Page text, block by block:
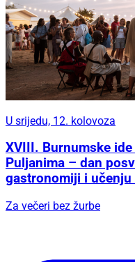
U srijedu, 12. kolovoza
XVIII. Burnumske ide
Puljanima – dan
gastronomiji i
Za večeri bez žurbe